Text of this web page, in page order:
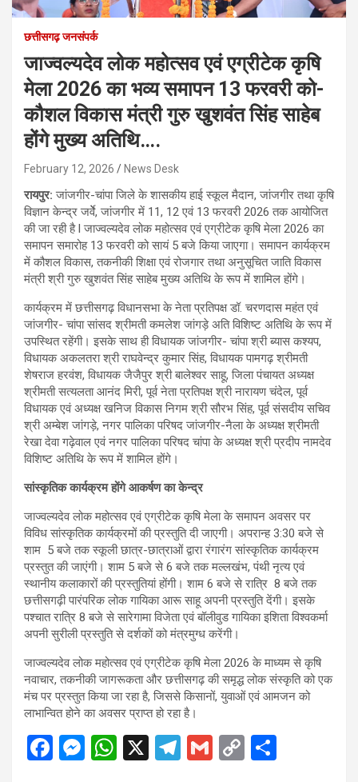
छत्तीसगढ़ जनसंपर्क
जाज्वल्यदेव लोक महोत्सव एवं एग्रीटेक कृषि
मेला 2026 का भव्य समापन 13 फरवरी को-
कौशल विकास मंत्री गुरु खुशवंत सिंह साहेब
होंगे मुख्य अतिथि….
February 12, 2026 News Desk
रायपुर:जांजगीर-चांपा जिले के शासकीय हाई स्कूल मैदान, जांजगीर तथा कृषि
विज्ञान केन्द्र जर्वेे, जांजगीर में 11, 12 एवं 13 फरवरी 2026 तक आयोजित
की जा रही है l जाज्वल्यदेव लोक महोत्सव एवं एग्रीटेक कृषि मेला 2026 का
समापन समारोह 13 फरवरी को सायं 5 बजे किया जाएगा। समापन कार्यक्रम
में कौशल विकास, तकनीकी शिक्षा एवं रोजगार तथा अनुसूचित जाति विकास
मंत्री श्री गुरु खुशवंत सिंह साहेब मुख्य अतिथि के रूप में शामिल होंगे।
कार्यक्रम में छत्तीसगढ़ विधानसभा के नेता प्रतिपक्ष डॉ. चरणदास महंत एवं
जांजगीर- चांपा सांसद श्रीमती कमलेश जांगड़े अति विशिष्ट अतिथि के रूप में
उपस्थित रहेंगी। इसके साथ ही विधायक जांजगीर- चांपा श्री ब्यास कश्यप,
विधायक अकलतरा श्री राघवेन्द्र कुमार सिंह, विधायक पामगढ़ श्रीमती
शेषराज हरवंश, विधायक जैजैपुर श्री बालेश्वर साहू, जिला पंचायत अध्यक्ष
श्रीमती सत्यलता आनंद मिरी, पूर्व नेता प्रतिपक्ष श्री नारायण चंदेल, पूर्व
विधायक एवं अध्यक्ष खनिज विकास निगम श्री सौरभ सिंह, पूर्व संसदीय सचिव
श्री अम्बेश जांगड़े, नगर पालिका परिषद जांजगीर-नैला के अध्यक्ष श्रीमती
रेखा देवा गढ़ेवाल एवं नगर पालिका परिषद चांपा के अध्यक्ष श्री प्रदीप नामदेव
विशिष्ट अतिथि के रूप में शामिल होंगे।
सांस्कृतिक कार्यक्रम होंगे आकर्षण का केन्द्र
जाज्वल्यदेव लोक महोत्सव एवं एग्रीटेक कृषि मेला के समापन अवसर पर
विविध सांस्कृतिक कार्यक्रमों की प्रस्तुति दी जाएगी। अपरान्ह 3:30 बजे से
शाम 5 बजे तक स्कूली छात्र-छात्राओं द्वारा रंगारंग सांस्कृतिक कार्यक्रम
प्रस्तुत की जाएंगी। शाम 5 बजे से 6 बजे तक मल्लखंभ, पंथी नृत्य एवं
स्थानीय कलाकारों की प्रस्तुतियां होंगी। शाम 6 बजे से रात्रि 8 बजे तक
छत्तीसगढ़ी पारंपरिक लोक गायिका आरू साहू अपनी प्रस्तुति देंगी। इसके
पश्चात रात्रि 8 बजे से सारेगामा विजेता एवं बॉलीवुड गायिका इशिता विश्वकर्मा
अपनी सुरीली प्रस्तुति से दर्शकों को मंत्रमुग्ध करेंगी।
जाज्वल्यदेव लोक महोत्सव एवं एग्रीटेक कृषि मेला 2026 के माध्यम से कृषि
नवाचार, तकनीकी जागरूकता और छत्तीसगढ़ की समृद्ध लोक संस्कृति को एक
मंच पर प्रस्तुत किया जा रहा है, जिससे किसानों, युवाओं एवं आमजन को
लाभान्वित होने का अवसर प्राप्त हो रहा है।
F
M W X
T
G
C